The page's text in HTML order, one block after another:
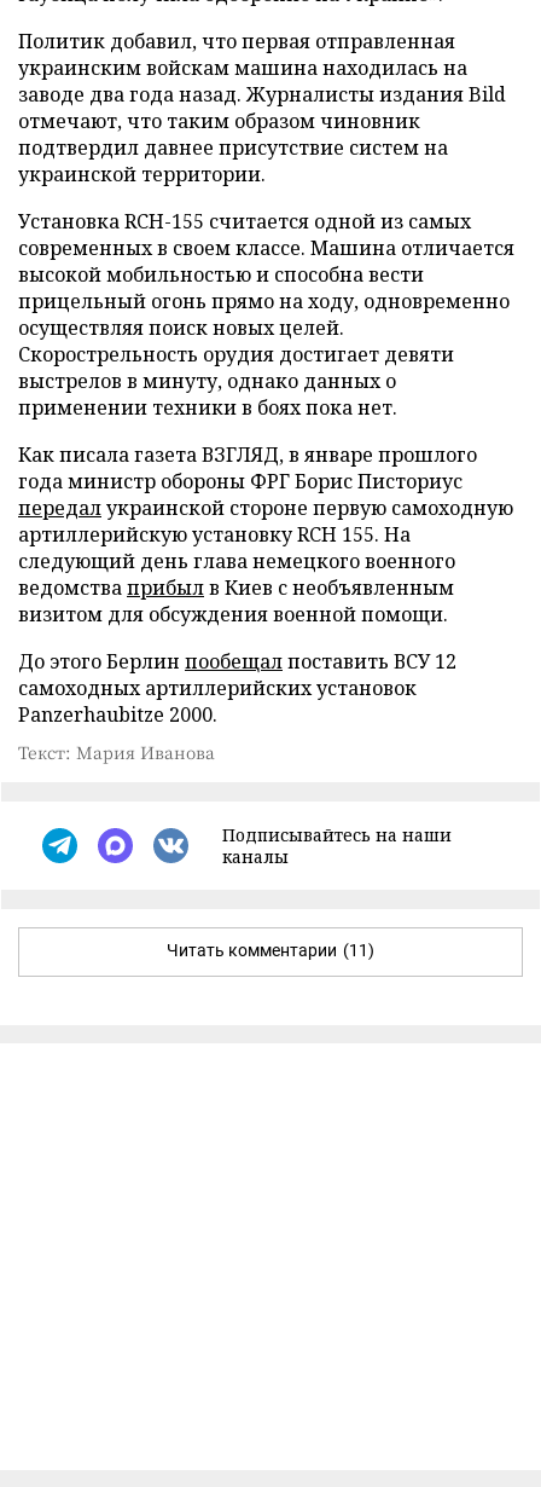
Политик добавил, что первая отправленная
украинским войскам машина находилась на
заводе два года назад. Журналисты издания Bild
отмечают, что таким образом чиновник
подтвердил давнее присутствие систем на
украинской территории.
Установка RCH-155 считается одной из самых
современных в своем классе. Машина отличается
высокой мобильностью и способна вести
прицельный огонь прямо на ходу, одновременно
осуществляя поиск новых целей.
Скорострельность орудия достигает девяти
выстрелов в минуту, однако данных о
применении техники в боях пока нет.
Как писала газета ВЗГЛЯД, в январе прошлого
года министр обороны ФРГ Борис Писториус
передалукраинской стороне первую самоходную
артиллерийскую установку RCH 155. На
следующий день глава немецкого военного
ведомстваприбылв Киев с необъявленным
визитом для обсуждения военной помощи.
До этого Берлин пообещалпоставить ВСУ 12
самоходных артиллерийских установок
Panzerhaubitze 2000.
Текст: Мария Иванова
Подписывайтесь на наши
каналы
Читать комментарии (11)